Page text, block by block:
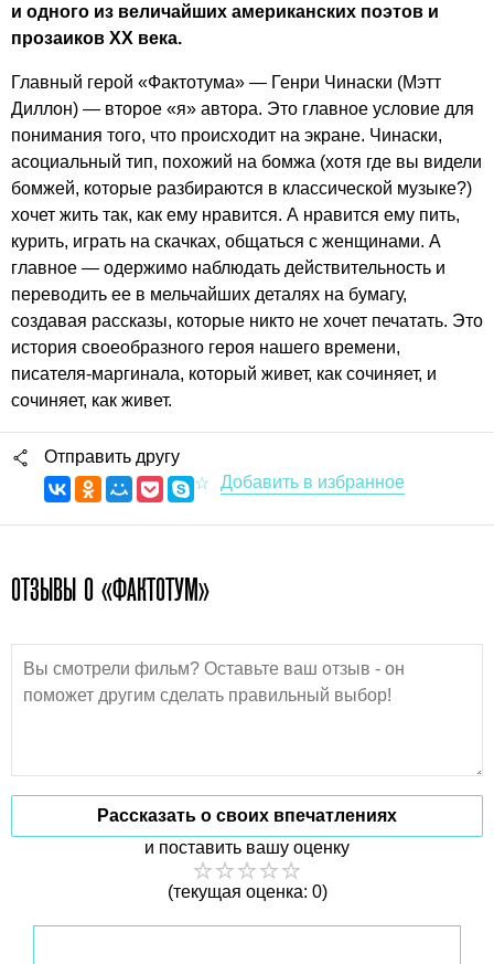
и одного из величайших американских поэтов и
прозаиков ХХ века.
Главный герой «Фактотума» — Генри Чинаски (Мэтт
Диллон) — второе «я» автора. Это главное условие для
понимания того, что происходит на экране. Чинаски,
асоциальный тип, похожий на бомжа (хотя где вы видели
бомжей, которые разбираются в классической музыке?)
хочет жить так, как ему нравится. А нравится ему пить,
курить, играть на скачках, общаться с женщинами. А
главное — одержимо наблюдать действительность и
переводить ее в мельчайших деталях на бумагу,
создавая рассказы, которые никто не хочет печатать. Это
история своеобразного героя нашего времени,
писателя-маргинала, который живет, как сочиняет, и
сочиняет, как живет.
Отправить другу
ОТЗЫВЫ О «ФАКТОТУМ»
Рассказать о своих впечатлениях
и поставить вашу оценку
(текущая оценка: 0)